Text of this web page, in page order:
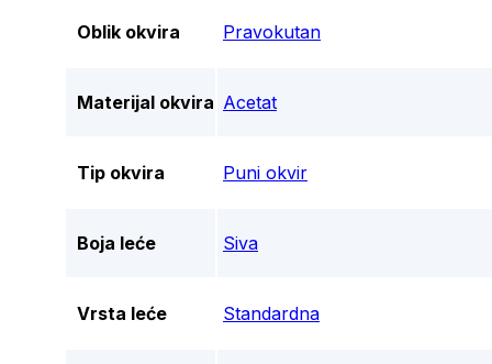
Oblik okvira Pravokutan
Materijal okvira Acetat
Tip okvira Puni okvir
Boja leće Siva
Vrsta leće Standardna